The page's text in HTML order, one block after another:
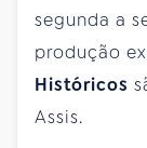
segunda a
produção
Históricos
Assis.